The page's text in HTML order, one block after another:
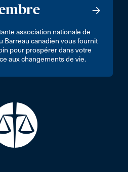
association nationale de
Barreau canadien vous fournit
pour prospérer dans votre
aux changements de vie.